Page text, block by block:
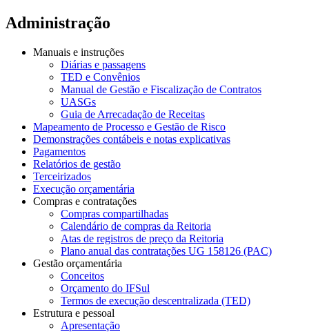
Administração
Manuais e instruções
Diárias e passagens
TED e Convênios
Manual de Gestão e Fiscalização de Contratos
UASGs
Guia de Arrecadação de Receitas
Mapeamento de Processo e Gestão de Risco
Demonstrações contábeis e notas explicativas
Pagamentos
Relatórios de gestão
Terceirizados
Execução orçamentária
Compras e contratações
Compras compartilhadas
Calendário de compras da Reitoria
Atas de registros de preço da Reitoria
Plano anual das contratações UG 158126 (PAC)
Gestão orçamentária
Conceitos
Orçamento do IFSul
Termos de execução descentralizada (TED)
Estrutura e pessoal
Apresentação